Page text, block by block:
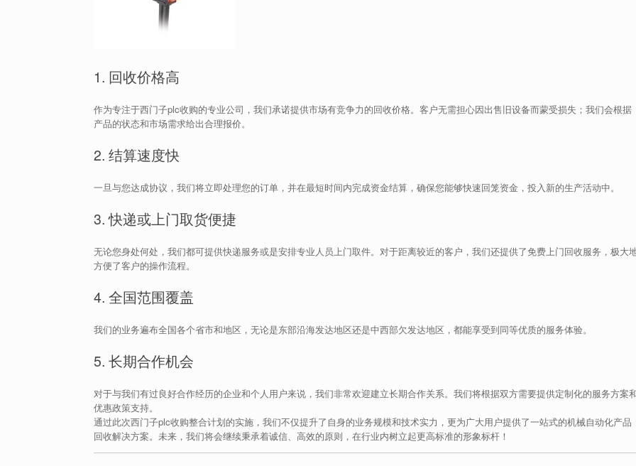
1. 回收价格高
作为专注于西门子plc收购的专业公司，我们承诺提供市场有竞争力的回收价格。客户无需担心因出售旧设备而蒙受损失；我们会根据
产品的状态和市场需求给出合理报价。
2. 结算速度快
一旦与您达成协议，我们将立即处理您的订单，并在最短时间内完成资金结算，确保您能够快速回笼资金，投入新的生产活动中。
3. 快递或上门取货便捷
无论您身处何处，我们都可提供快递服务或是安排专业人员上门取件。对于距离较近的客户，我们还提供了免费上门回收服务，极大
方便了客户的操作流程。
4. 全国范围覆盖
我们的业务遍布全国各个省市和地区，无论是东部沿海发达地区还是中西部欠发达地区，都能享受到同等优质的服务体验。
5. 长期合作机会
对于与我们有过良好合作经历的企业和个人用户来说，我们非常欢迎建立长期合作关系。我们将根据双方需要提供定制化的服务方案
优惠政策支持。
通过此次西门子plc收购整合计划的实施，我们不仅提升了自身的业务规模和技术实力，更为广大用户提供了一站式的机械自动化产品
回收解决方案。未来，我们将会继续秉承着诚信、高效的原则，在行业内树立起更高标准的形象标杆！